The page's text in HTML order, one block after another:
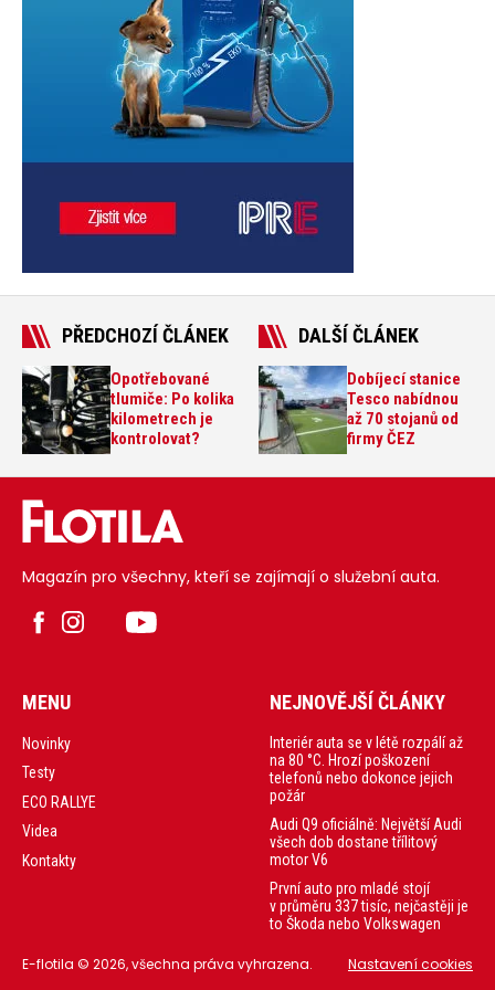
PŘEDCHOZÍ ČLÁNEK
Opotřebované
tlumiče: Po kolika
kilometrech je
kontrolovat?
DALŠÍ ČLÁNEK
Dobíjecí stanice
Tesco nabídnou
až 70 stojanů od
firmy ČEZ
Magazín pro všechny, kteří se zajímají o služební auta.
MENU
Novinky
Testy
ECO RALLYE
Videa
Kontakty
NEJNOVĚJŠÍ ČLÁNKY
Interiér auta se v létě rozpálí až
na 80 °C. Hrozí poškození
telefonů nebo dokonce jejich
požár
Audi Q9 oficiálně: Největší Audi
všech dob dostane třílitový
motor V6
První auto pro mladé stojí
v průměru 337 tisíc, nejčastěji je
to Škoda nebo Volkswagen
E-flotila © 2026, všechna práva vyhrazena. Nastavení cookies